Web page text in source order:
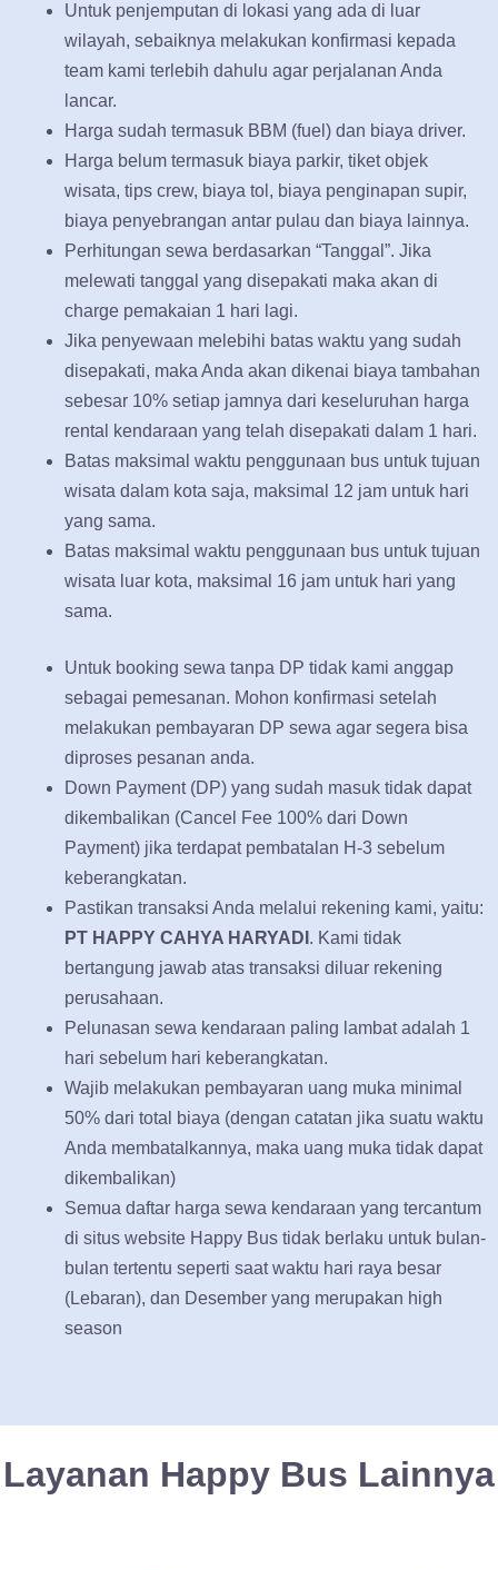
Untuk penjemputan di lokasi yang ada di luar
wilayah, sebaiknya melakukan konfirmasi kepada
team kami terlebih dahulu agar perjalanan Anda
lancar.
Harga sudah termasuk BBM (fuel) dan biaya driver.
Harga belum termasuk biaya parkir, tiket objek
wisata, tips crew, biaya tol, biaya penginapan supir,
biaya penyebrangan antar pulau dan biaya lainnya.
Perhitungan sewa berdasarkan “Tanggal”. Jika
melewati tanggal yang disepakati maka akan di
charge pemakaian 1 hari lagi.
Jika penyewaan melebihi batas waktu yang sudah
disepakati, maka Anda akan dikenai biaya tambahan
sebesar 10% setiap jamnya dari keseluruhan harga
rental kendaraan yang telah disepakati dalam 1 hari.
Batas maksimal waktu penggunaan bus untuk tujuan
wisata dalam kota saja, maksimal 12 jam untuk hari
yang sama.
Batas maksimal waktu penggunaan bus untuk tujuan
wisata luar kota, maksimal 16 jam untuk hari yang
sama.
Untuk booking sewa tanpa DP tidak kami anggap
sebagai pemesanan. Mohon konfirmasi setelah
melakukan pembayaran DP sewa agar segera bisa
diproses pesanan anda.
Down Payment (DP) yang sudah masuk tidak dapat
dikembalikan (Cancel Fee 100% dari Down
Payment) jika terdapat pembatalan H-3 sebelum
keberangkatan.
Pastikan transaksi Anda melalui rekening kami, yaitu:
PT HAPPY CAHYA HARYADI . Kami tidak
bertangung jawab atas transaksi diluar rekening
perusahaan.
Pelunasan sewa kendaraan paling lambat adalah 1
hari sebelum hari keberangkatan.
Wajib melakukan pembayaran uang muka minimal
50% dari total biaya (dengan catatan jika suatu waktu
Anda membatalkannya, maka uang muka tidak dapat
dikembalikan)
Semua daftar harga sewa kendaraan yang tercantum
di situs website Happy Bus tidak berlaku untuk bulan-
bulan tertentu seperti saat waktu hari raya besar
(Lebaran), dan Desember yang merupakan high
season
Layanan Happy Bus Lainnya